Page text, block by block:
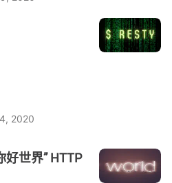
2020
好世界” HTTP